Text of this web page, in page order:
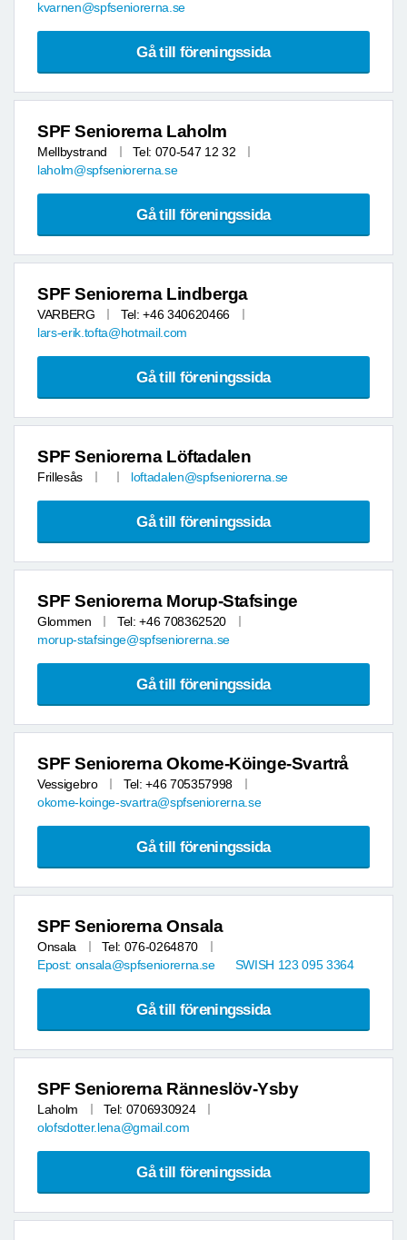
kvarnen@spfseniorerna.se
Gå till föreningssida
SPF Seniorerna Laholm
Mellbystrand
Tel: 070-547 12 32
laholm@spfseniorerna.se
Gå till föreningssida
SPF Seniorerna Lindberga
VARBERG
Tel: +46 340620466
lars-erik.tofta@hotmail.com
Gå till föreningssida
SPF Seniorerna Löftadalen
Frillesås loftadalen@spfseniorerna.se
Gå till föreningssida
SPF Seniorerna Morup-Stafsinge
Glommen
Tel: +46 708362520
morup-stafsinge@spfseniorerna.se
Gå till föreningssida
SPF Seniorerna Okome-Köinge-Svartrå
Vessigebro
Tel: +46 705357998
okome-koinge-svartra@spfseniorerna.se
Gå till föreningssida
SPF Seniorerna Onsala
Onsala
Tel: 076-0264870
Epost: onsala@spfseniorerna.se SWISH 123 095 3364
Gå till föreningssida
SPF Seniorerna Ränneslöv-Ysby
Laholm
Tel: 0706930924
olofsdotter.lena@gmail.com
Gå till föreningssida